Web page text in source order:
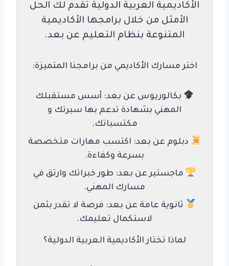
الأكاديمية العربية الدولية تقدم لك الحل
الأمثل من خلال برامجها الأكاديمية
المتنوعة بنظام التعليم عن بعد.
اختر مسارك الأكاديمي من برامجنا المتميزة:
بكالوريوس عن بعد: أسس مستقبلك
المهني بشهادة تدعم بها سيرتك و
مكتسباتك.
دبلوم عن بعد: اكتسب مهارات متخصصة
بسرعة وكفاءة.
ماجستير عن بعد: طور خبراتك وارتق في
مسارك المهني.
ثانوية عامة عن بعد: فرصة لا تقدر بثمن
لاستكمال تعليمك.
لماذا تختار الأكاديمية العربية الدولية؟